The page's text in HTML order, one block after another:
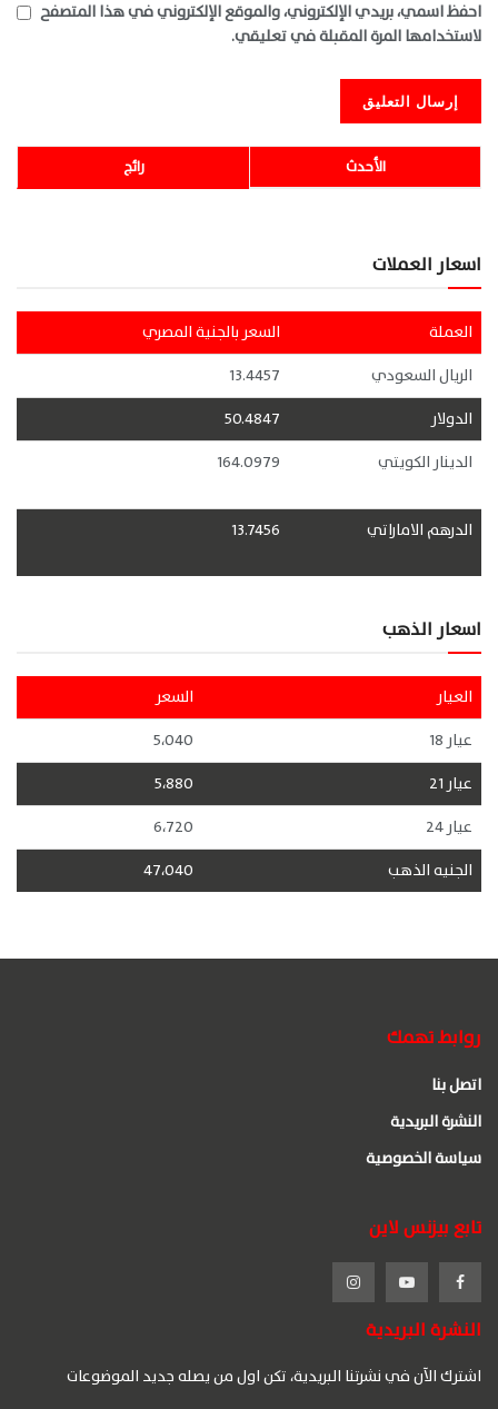
احفظ اسمي، بريدي الإلكتروني، والموقع الإلكتروني في هذا المتصفح
لاستخدامها المرة المقبلة في تعليقي.
رائج الأحدث
اسعار العملات
العملة
السعر بالجنية المصري
الريال السعودي
13.4457
الدولار
50.4847
الدينار الكويتي
164.0979
الدرهم الاماراتي 13.7456
اسعار الذهب
العيار
السعر
عيار 18
5،040
عيار 21
5،880
عيار 24
6،720
الجنيه الذهب
47،040
روابط تهمك
اتصل بنا
النشرة البريدية
سياسة الخصوصية
تابع بيزنس لاين
النشرة البريدية
اشترك الآن في نشرتنا البريدية، تكن اول من يصله جديد الموضوعات